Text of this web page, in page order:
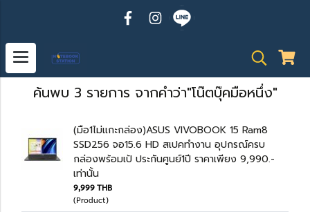
ค้นพบ 3 รายการ จากคำว่า"โน๊ตบุ๊คมือหนึ่ง"
(มือ1ไม่แกะกล่อง)ASUS VIVOBOOK 15 Ram8
SSD256 จอ15.6 HD สเปคทำงาน อุปกรณ์ครบ
กล่องพร้อมเป้ ประกันศูนย์1ปี ราคาเพียง 9,990.-
เท่านั้น
9,999 THB
(Product)